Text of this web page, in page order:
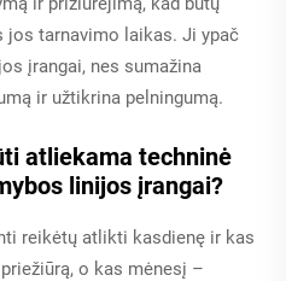
jos tarnavimo laikas. Ji ypač
įrangai, nes sumažina
ir užtikrina pelningumą.
atliekama techninė
linijos įrangai?
reikėtų atlikti kasdienę ir kas
o kas mėnesį –